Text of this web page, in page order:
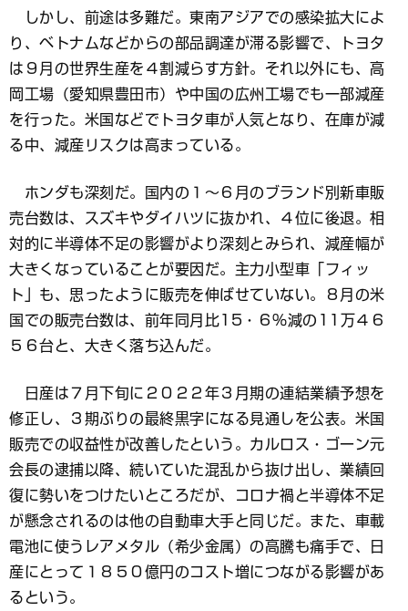
しかし、前途は多難だ。東南アジアでの感染拡大によ
り、ベトナムなどからの部品調達が滞る影響で、トヨタ
は９月の世界生産を４割減らす方針。それ以外にも、高
岡工場（愛知県豊田市）や中国の広州工場でも一部減産
を行った。米国などでトヨタ車が人気となり、在庫が減
る中、減産リスクは高まっている。
ホンダも深刻だ。国内の１～６月のブランド別新車販
売台数は、スズキやダイハツに抜かれ、４位に後退。相
対的に半導体不足の影響がより深刻とみられ、減産幅が
大きくなっていることが要因だ。主力小型車「フィッ
ト」も、思ったように販売を伸ばせていない。８月の米
国での販売台数は、前年同月比15・６％減の11万４６
５６台と、大きく落ち込んだ。
日産は７月下旬に２０２２年３月期の連結業績予想を
修正し、３期ぶりの最終黒字になる見通しを公表。米国
販売での収益性が改善したという。カルロス・ゴーン元
会長の逮捕以降、続いていた混乱から抜け出し、業績回
復に勢いをつけたいところだが、コロナ禍と半導体不足
が懸念されるのは他の自動車大手と同じだ。また、車載
電池に使うレアメタル（希少金属）の高騰も痛手で、日
産にとって１８５０億円のコスト増につながる影響があ
るという。